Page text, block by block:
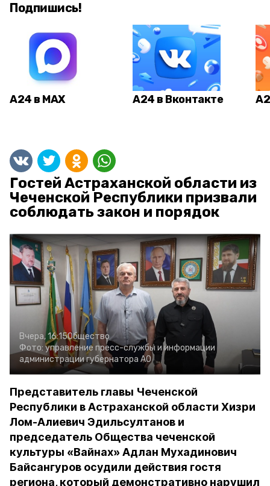
Подпишись!
А24 в MAX А24 в Вконтакте
Гостей Астраханской области из
Чеченской Республики призвали
соблюдать закон и порядок
Вчера, 16:15Общество
Фото: управление пресс-службы и информации
администрации губернатора АО
Представитель главы Чеченской
Республики в Астраханской области Хизри
Лом-Алиевич Эдильсултанов и
председатель Общества чеченской
культуры «Вайнах» Адлан Мухадинович
Байсангуров осудили действия гостя
региона, который демонстративно нарушил